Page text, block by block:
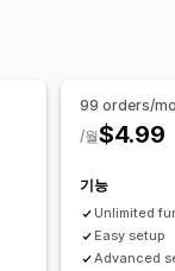
99 orders/
$4.99
/월
기능
Unlimited
Easy setup
Advanced